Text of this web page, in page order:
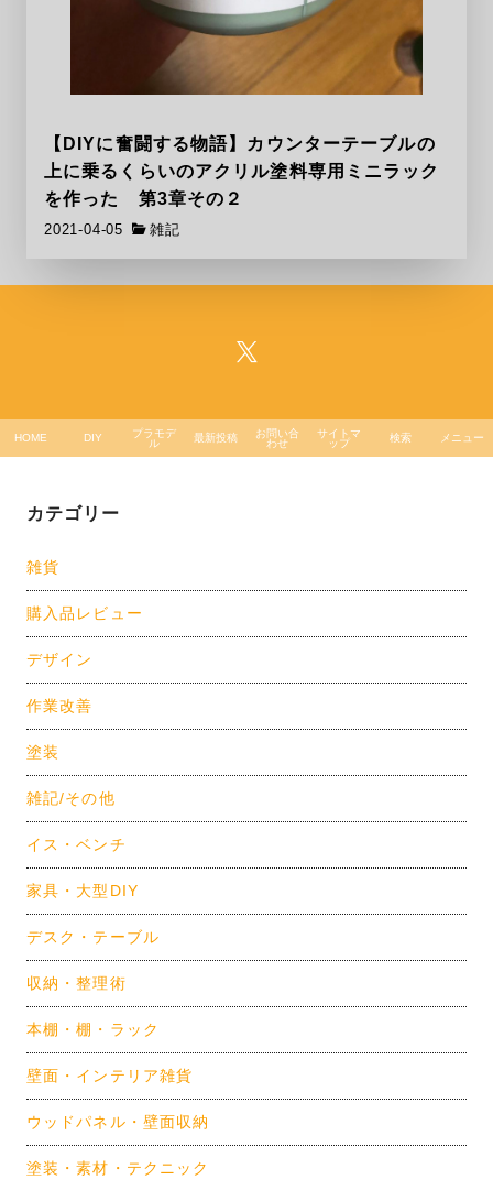
【DIYに奮闘する物語】カウンターテーブルの
上に乗るくらいのアクリル塗料専用ミニラック
を作った 第3章その２
2021-04-05 雑記
HOME DIY
プラモデ
ル
最新投稿
お問い合
わせ
サイトマ
ップ
検索 メニュー
カテゴリー
雑貨
購入品レビュー
デザイン
作業改善
塗装
雑記/その他
イス・ベンチ
家具・大型DIY
デスク・テーブル
収納・整理術
本棚・棚・ラック
壁面・インテリア雑貨
ウッドパネル・壁面収納
塗装・素材・テクニック